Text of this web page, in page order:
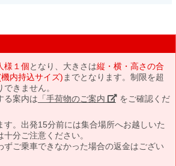
様１個となり、大きさは縦・横・高さの合
内持込サイズ) までとなります。制限を超
きません。
る案内は 「手荷物のご案内」 をご確認くだ
す。出発15分前には集合場所へお越しいた
分ご注意ください。
ご乗車できなかった場合の返金はござい